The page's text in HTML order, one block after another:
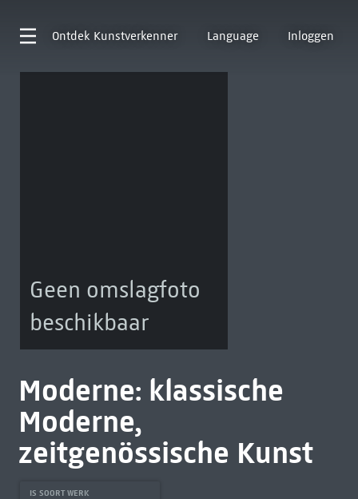
Ontdek Kunstverkenner Language Inloggen
Geen omslagfoto
beschikbaar
Moderne: klassische
Moderne,
zeitgenössische Kunst
IS SOORT WERK